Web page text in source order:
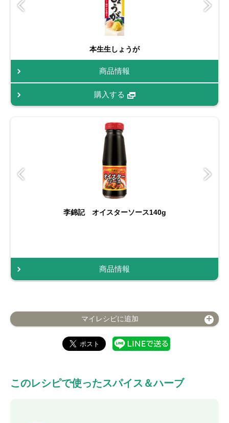
本生生しょうが
商品情報
購入する
李錦記 オイスターソース140g
商品情報
マイレシピに追加
このレシピで使ったスパイス＆ハーブ